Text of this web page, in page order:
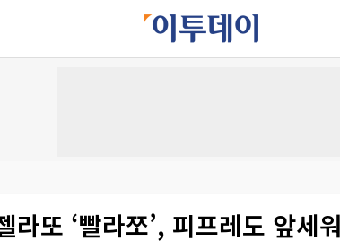
라또 ‘빨라쪼’, 피프레도 앞세